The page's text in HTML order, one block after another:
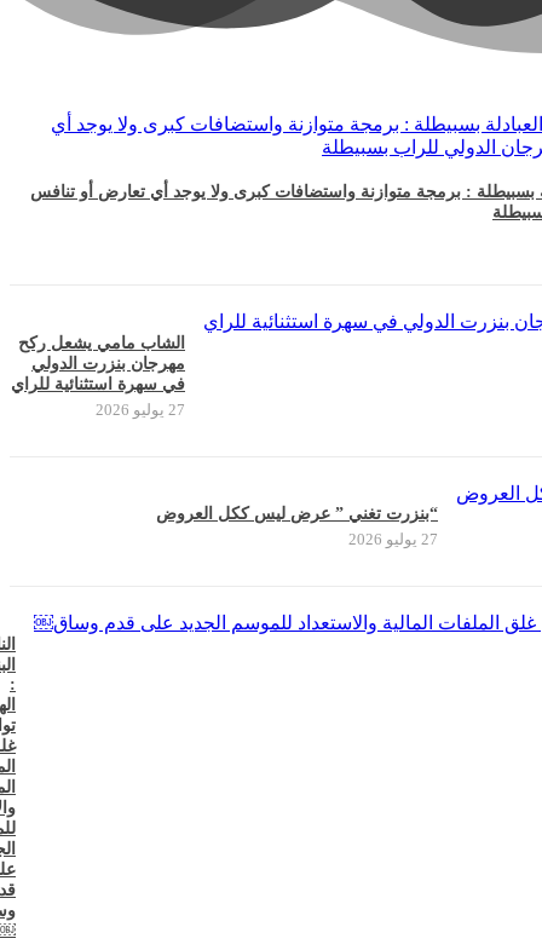
بسبيطلة : برمجة متوازنة واستضافات كبرى ولا يوجد أي تعارض أو تنافس
الشاب مامي يشعل ركح
مهرجان بنزرت الدولي
في سهرة استثنائية للراي
27 يوليو 2026
“بنزرت تغني ” عرض ليس ككل العروض
27 يوليو 2026
:
￼